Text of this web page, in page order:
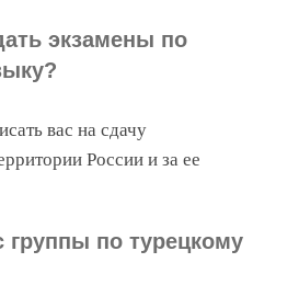
экзамены по
вас на сдачу
России и за ее
группы по турецкому